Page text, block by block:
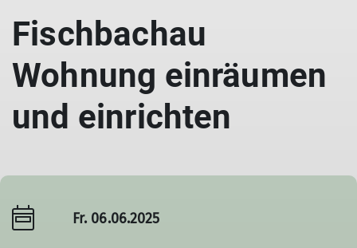
Fischbachau
Wohnung einräumen
und einrichten
Fr. 06.06.2025